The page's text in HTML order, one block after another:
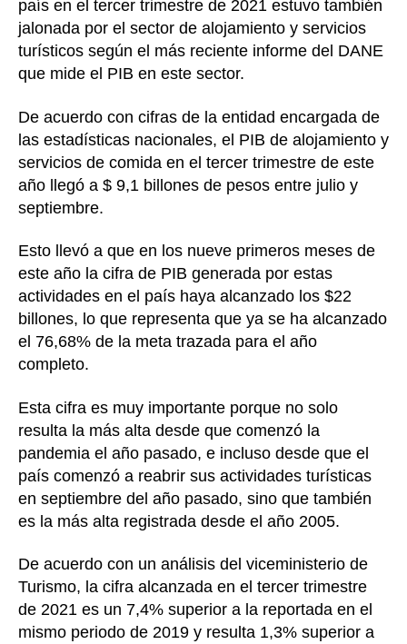
país en el tercer trimestre de 2021 estuvo también
jalonada por el sector de alojamiento y servicios
turísticos según el más reciente informe del DANE
que mide el PIB en este sector.
De acuerdo con cifras de la entidad encargada de
las estadísticas nacionales, el PIB de alojamiento y
servicios de comida en el tercer trimestre de este
año llegó a $ 9,1 billones de pesos entre julio y
septiembre.
Esto llevó a que en los nueve primeros meses de
este año la cifra de PIB generada por estas
actividades en el país haya alcanzado los $22
billones, lo que representa que ya se ha alcanzado
el 76,68% de la meta trazada para el año
completo.
Esta cifra es muy importante porque no solo
resulta la más alta desde que comenzó la
pandemia el año pasado, e incluso desde que el
país comenzó a reabrir sus actividades turísticas
en septiembre del año pasado, sino que también
es la más alta registrada desde el año 2005.
De acuerdo con un análisis del viceministerio de
Turismo, la cifra alcanzada en el tercer trimestre
de 2021 es un 7,4% superior a la reportada en el
mismo periodo de 2019 y resulta 1,3% superior a